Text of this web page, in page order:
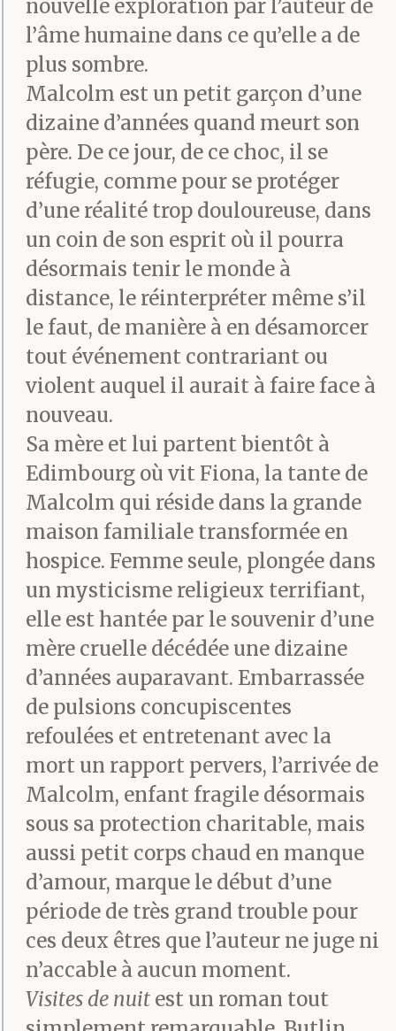
nouvelle exploration par l’auteur de
l’âme humaine dans ce qu’elle a de
plus sombre.
Malcolm est un petit garçon d’une
dizaine d’années quand meurt son
père. De ce jour, de ce choc, il se
réfugie, comme pour se protéger
d’une réalité trop douloureuse, dans
un coin de son esprit où il pourra
désormais tenir le monde à
distance, le réinterpréter même s’il
le faut, de manière à en désamorcer
tout événement contrariant ou
violent auquel il aurait à faire face à
nouveau.
Sa mère et lui partent bientôt à
Edimbourg où vit Fiona, la tante de
Malcolm qui réside dans la grande
maison familiale transformée en
hospice. Femme seule, plongée dans
un mysticisme religieux terrifiant,
elle est hantée par le souvenir d’une
mère cruelle décédée une dizaine
d’années auparavant. Embarrassée
de pulsions concupiscentes
refoulées et entretenant avec la
mort un rapport pervers, l’arrivée de
Malcolm, enfant fragile désormais
sous sa protection charitable, mais
aussi petit corps chaud en manque
d’amour, marque le début d’une
période de très grand trouble pour
ces deux êtres que l’auteur ne juge ni
n’accable à aucun moment.
Visites de nuit est un roman tout